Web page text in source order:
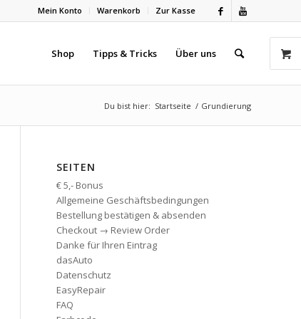
Mein Konto Warenkorb Zur Kasse
Shop Tipps & Tricks Über uns
Du bist hier: Startseite / Grundierung
SEITEN
€ 5,- Bonus
Allgemeine Geschäftsbedingungen
Bestellung bestätigen & absenden
Checkout → Review Order
Danke für Ihren Eintrag
dasAuto
Datenschutz
EasyRepair
FAQ